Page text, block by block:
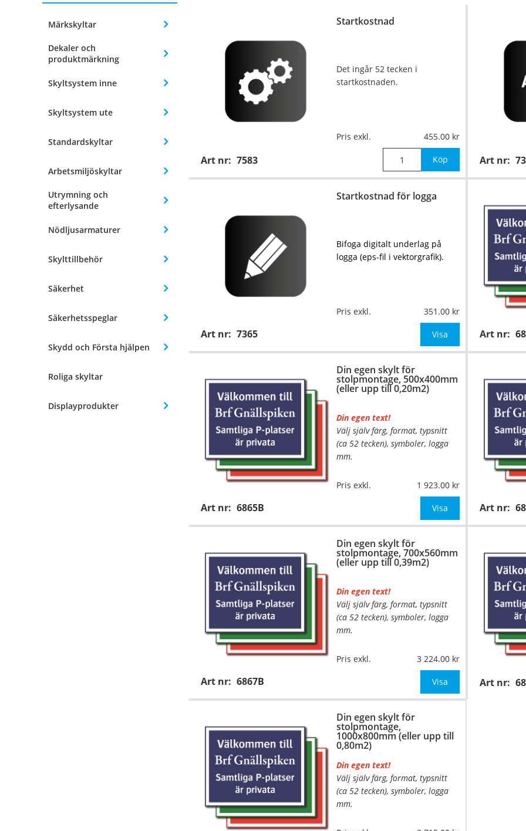
Märkskyltar
Dekaler och
produktmärkning
Skyltsystem inne
Skyltsystem ute
Standardskyltar
Arbetsmiljöskyltar
Utrymning och
efterlysande
Nödljusarmaturer
Skylttillbehör
Säkerhet
Säkerhetsspeglar
Skydd och Första hjälpen
Roliga skyltar
Displayprodukter
Startkostnad
Art nr: 7583
Det ingår 52 tecken i
startkostnaden.
Pris exkl. 455.00
Köp Art nr:
Startkostnad för logga
Art nr: 7365
Bifoga digitalt underlag på
logga (eps-fil i vektorgrafik).
Pris exkl. 351.00
Visa Art nr:
Din egen skylt för
stolpmontage, 500x400mm
(eller upp till 0,20m2)
Art nr: 6865B
Din egen text!
Välj själv färg, format, typsnitt
(ca 52 tecken), symboler, logga
mm.
Material:
Kantvikt aluminium,
500x400mm (eller annat
Be om offert vid an
Pris exkl. 1 923.00
Visa Art nr:
Din egen skylt för
stolpmontage, 700x560mm
(eller upp till 0,39m2)
Art nr: 6867B
Din egen text!
Välj själv färg, format, typsnitt
(ca 52 tecken), symboler, logga
mm.
Material:
Kantvikt aluminium,
700x560mm (eller annat
Be om offert vid an
Pris exkl. 3 224.00
Visa Art nr:
Din egen skylt för
stolpmontage,
1000x800mm (eller upp till
0,80m2)
Din egen text!
Välj själv färg, format, typsnitt
(ca 52 tecken), symboler, logga
mm.